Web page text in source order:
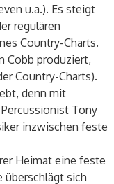
u.a.). Es steigt
regulären
Country-Charts.
Cobb produziert,
Country-Charts).
denn mit
Tony
inzwischen feste
Heimat eine feste
überschlägt sich